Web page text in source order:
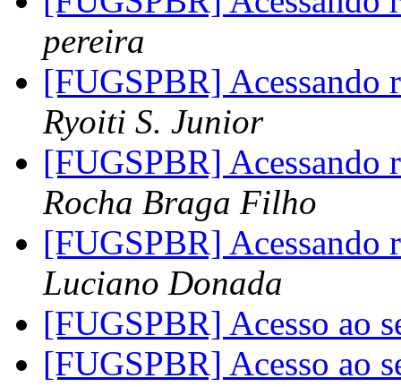
pereira
[FUGSPBR]
Ryoiti S. Junior
[FUGSPBR]
Rocha Braga Filho
[FUGSPBR]
Luciano Donada
[FUGSPBR] Acesso ao
[FUGSPBR] Acesso ao